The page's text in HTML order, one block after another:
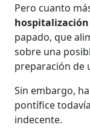
Pero cuanto
papado, que
sobre una
preparación
Sin embargo,
pontífice
indecente.